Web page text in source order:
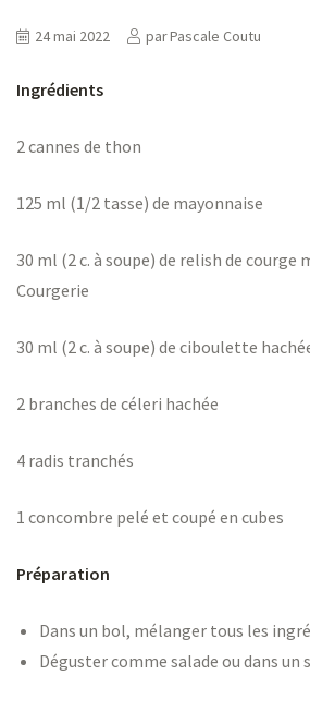
24 mai 2022 parPascale Coutu
Ingrédients
2 cannes de thon
125 ml (1/2 tasse) de mayonnaise
30 ml (2 c. à soupe) de relish de courge
Courgerie
30 ml (2 c. à soupe) de ciboulette
2 branches de céleri hachée
4 radis tranchés
1 concombre pelé et coupé en cubes
Préparation
Dans un bol, mélanger tous les
Déguster comme salade ou dans un